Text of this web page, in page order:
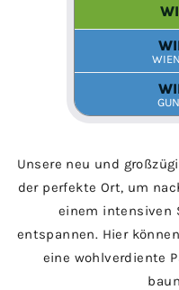
Unsere neu und
der perfekte Ort, um
einem intensiven
entspannen. Hier
eine wohlverdiente